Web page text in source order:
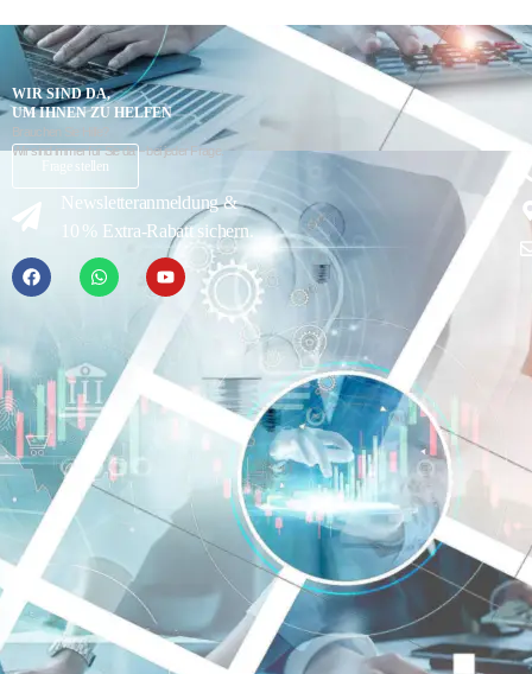
WIR SIND DA,
UM IHNEN ZU HELFEN
Brauchen Sie Hilfe?
Wir sind immer für Sie da – bei jeder Frage.
Frage stellen
Newsletteranmeldung &
10 % Extra-Rabatt sichern.